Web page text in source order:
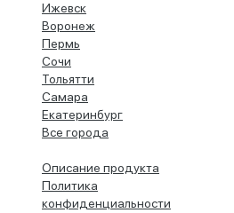
Ижевск
Воронеж
Пермь
Сочи
Тольятти
Самара
Екатеринбург
Все города
Описание продукта
Политика
конфиденциальности